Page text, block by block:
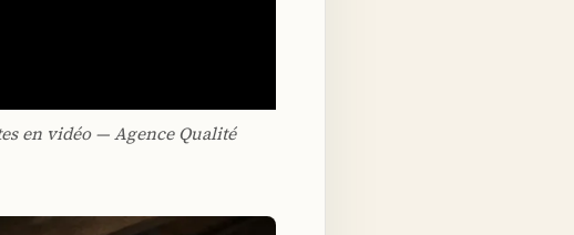
en vidéo — Agence Qualité